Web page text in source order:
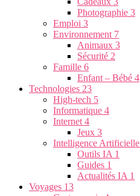
Photographie 3
Emploi 3
Environnement 7
Animaux 3
Sécurité 2
Famille 6
Enfant – Bébé 4
Technologies 23
High-tech 5
Informatique 4
Internet 4
Jeux 3
Intelligence Artificielle
Outils IA 1
Guides 1
Actualités IA 1
Voyages 13